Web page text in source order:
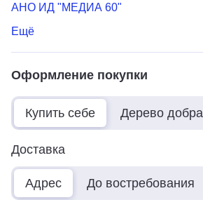
АНО ИД "МЕДИА 60"
Ещё
Оформление покупки
Купить себе Дерево добра
Доставка
Адрес До востребования